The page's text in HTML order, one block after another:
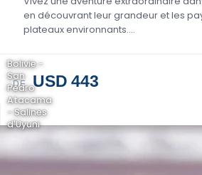
en découvrant leur grandeur et les
plateaux environnants....
DE USD 443
Bolivie -
San
Pedro
Atacama
- Salines
d'Uyuni